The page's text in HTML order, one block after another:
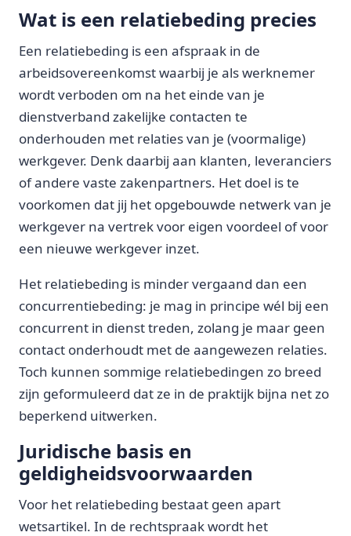
Wat is een relatiebeding precies
Een relatiebeding is een afspraak in de
arbeidsovereenkomst waarbij je als werknemer
wordt verboden om na het einde van je
dienstverband zakelijke contacten te
onderhouden met relaties van je (voormalige)
werkgever. Denk daarbij aan klanten, leveranciers
of andere vaste zakenpartners. Het doel is te
voorkomen dat jij het opgebouwde netwerk van je
werkgever na vertrek voor eigen voordeel of voor
een nieuwe werkgever inzet.
Het relatiebeding is minder vergaand dan een
concurrentiebeding: je mag in principe wél bij een
concurrent in dienst treden, zolang je maar geen
contact onderhoudt met de aangewezen relaties.
Toch kunnen sommige relatiebedingen zo breed
zijn geformuleerd dat ze in de praktijk bijna net zo
beperkend uitwerken.
Juridische basis en
geldigheidsvoorwaarden
Voor het relatiebeding bestaat geen apart
wetsartikel. In de rechtspraak wordt het